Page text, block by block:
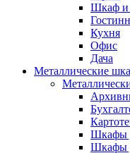
Шкаф и
Кухня
Офис
Дача
Металлические
Шкафы
Шкафы